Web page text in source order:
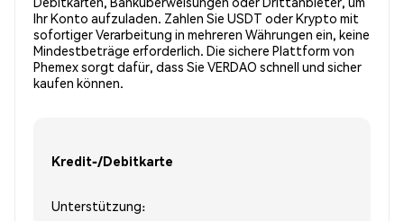
Ihr Konto aufzuladen. Zahlen Sie USDT oder Krypto mit
sofortiger Verarbeitung in mehreren Währungen ein, keine
Mindestbeträge erforderlich. Die sichere Plattform von
Phemex sorgt dafür, dass Sie VERDAO schnell und sicher
kaufen können.
Kredit-/Debitkarte
Unterstützung: